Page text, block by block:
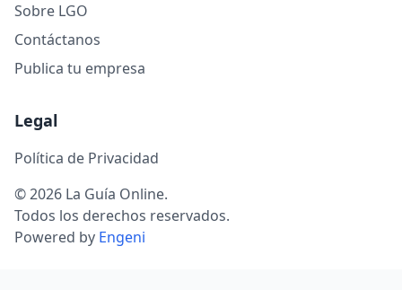
Sobre LGO
Contáctanos
Publica tu empresa
Legal
Política de Privacidad
© 2026 La Guía Online.
Todos los derechos reservados.
Powered by Engeni